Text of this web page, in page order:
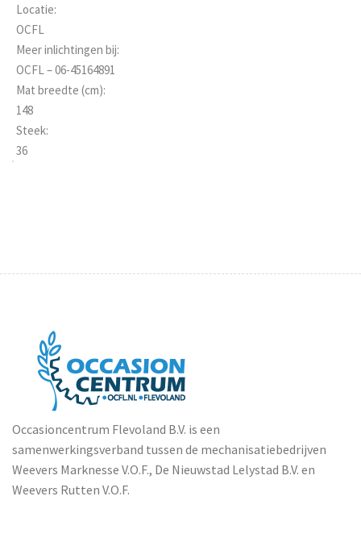
Locatie:
OCFL
Meer inlichtingen bij:
OCFL – 06-45164891
Mat breedte (cm):
148
Steek:
36
Occasioncentrum Flevoland B.V. is een
samenwerkingsverband tussen de mechanisatiebedrijven
Weevers Marknesse V.O.F., De Nieuwstad Lelystad B.V. en
Weevers Rutten V.O.F.